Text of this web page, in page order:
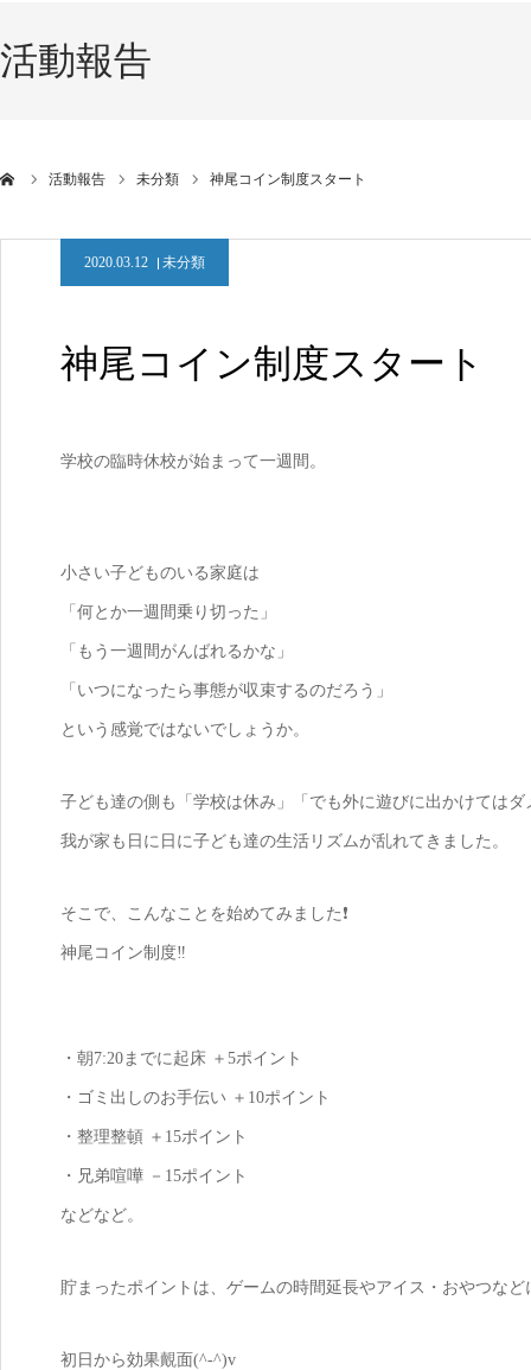
活動報告
活動報告 未分類 神尾コイン制度スタート
2020.03.12 未分類
神尾コイン制度スタート
学校の臨時休校が始まって一週間。
小さい子どものいる家庭は
「何とか一週間乗り切った」
「もう一週間がんばれるかな」
「いつになったら事態が収束するのだろう」
という感覚ではないでしょうか。
子ども達の側も「学校は休み」「でも外に遊びに出かけては
我が家も日に日に子ども達の生活リズムが乱れてきました。
そこで、こんなことを始めてみました❗
神尾コイン制度‼️
・朝7:20までに起床 ＋5ポイント
・ゴミ出しのお手伝い ＋10ポイント
・整理整頓 ＋15ポイント
・兄弟喧嘩 －15ポイント
などなど。
貯まったポイントは、ゲームの時間延長やアイス・おやつな
初日から効果覿面(^-^)v